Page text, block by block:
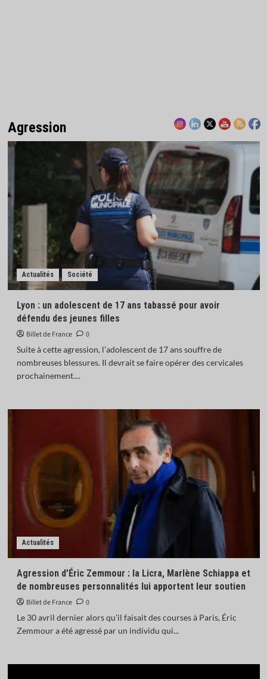
Agression
Actualités Société
Lyon : un adolescent de 17 ans tabassé pour avoir
défendu des jeunes filles
Billet de France
0
Suite à cette agression, l’adolescent de 17 ans souffre de
nombreuses blessures. Il devrait se faire opérer des cervicales
prochainement....
Actualités
Agression d’Éric Zemmour : la Licra, Marlène Schiappa et
de nombreuses personnalités lui apportent leur soutien
Billet de France
0
Le 30 avril dernier alors qu'il faisait des courses à Paris, Éric
Zemmour a été agressé par un individu qui...